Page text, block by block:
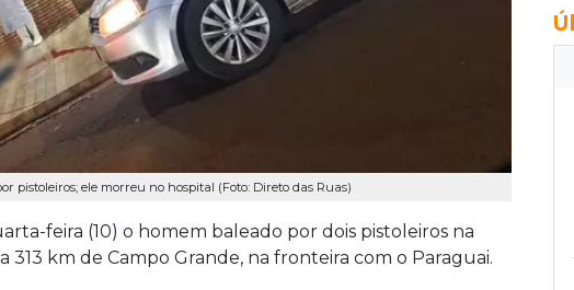
pistoleiros; ele morreu no hospital (Foto: Direto das Ruas)
feira (10) o homem baleado por dois pistoleiros na
313 km de Campo Grande, na fronteira com o Paraguai.